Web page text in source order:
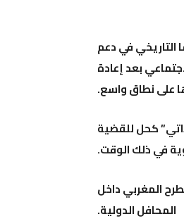
في دعم
بعد إعادة
على نطاق واسع.
كحل للقضية
في ذلك الوقت.
المغربي داخل
المحافل الدولية.